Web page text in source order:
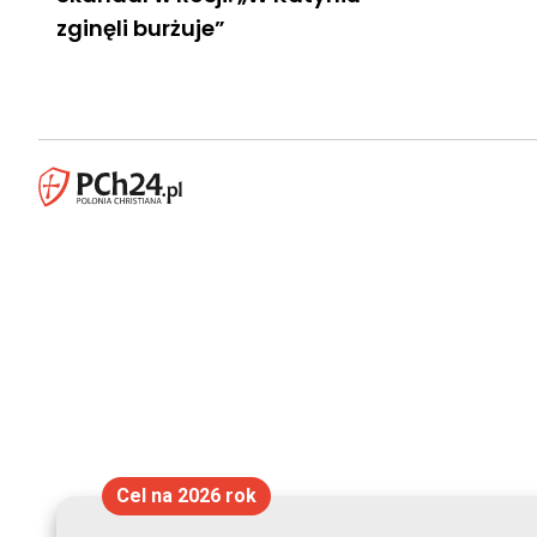
zginęli burżuje”
Cel na 2026 rok